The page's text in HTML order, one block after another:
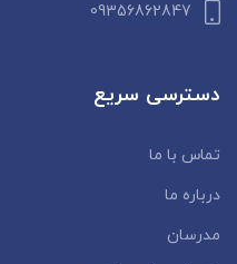
09356862847
دسترسی سریع
تماس با ما
درباره ما
مدرسان